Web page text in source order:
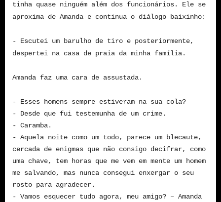
tinha quase ninguém além dos funcionários. Ele se
aproxima de Amanda e continua o diálogo baixinho:
- Escutei um barulho de tiro e posteriormente,
despertei na casa de praia da minha família.
Amanda faz uma cara de assustada.
- Esses homens sempre estiveram na sua cola?
- Desde que fui testemunha de um crime.
- Caramba.
- Aquela noite como um todo, parece um blecaute,
cercada de enigmas que não consigo decifrar, como
uma chave, tem horas que me vem em mente um homem
me salvando, mas nunca consegui enxergar o seu
rosto para agradecer.
- Vamos esquecer tudo agora, meu amigo? – Amanda